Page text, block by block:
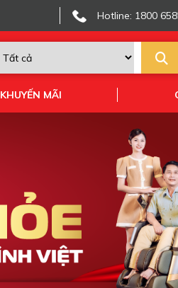
Hotline: 1800
KHUYẾN MÃI